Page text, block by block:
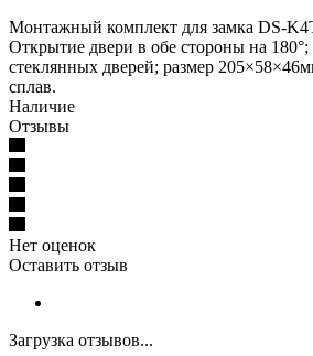
Монтажный комплект для замка DS-
Открытие двери в обе стороны на 180°;
стеклянных дверей; размер
сплав.
Наличие
Отзывы
Нет оценок
Оставить отзыв
Загрузка отзывов...